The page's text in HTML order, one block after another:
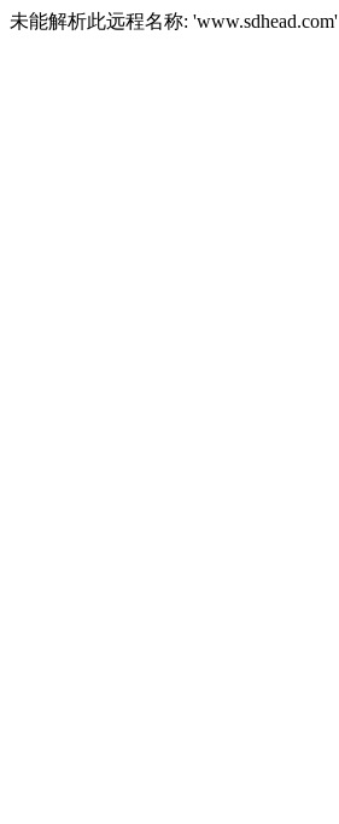
未能解析此远程名称: 'www.sdhead.com'